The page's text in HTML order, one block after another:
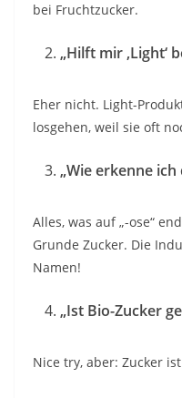
bei Fruchtzucker.
„Hilft mir ‚Light‘
Eher nicht. Light-
losgehen, weil sie oft
„Wie erkenne
Alles, was auf „-ose“
Grunde Zucker. Die
Namen!
„Ist Bio-Zucker
Nice try, aber: Zucker